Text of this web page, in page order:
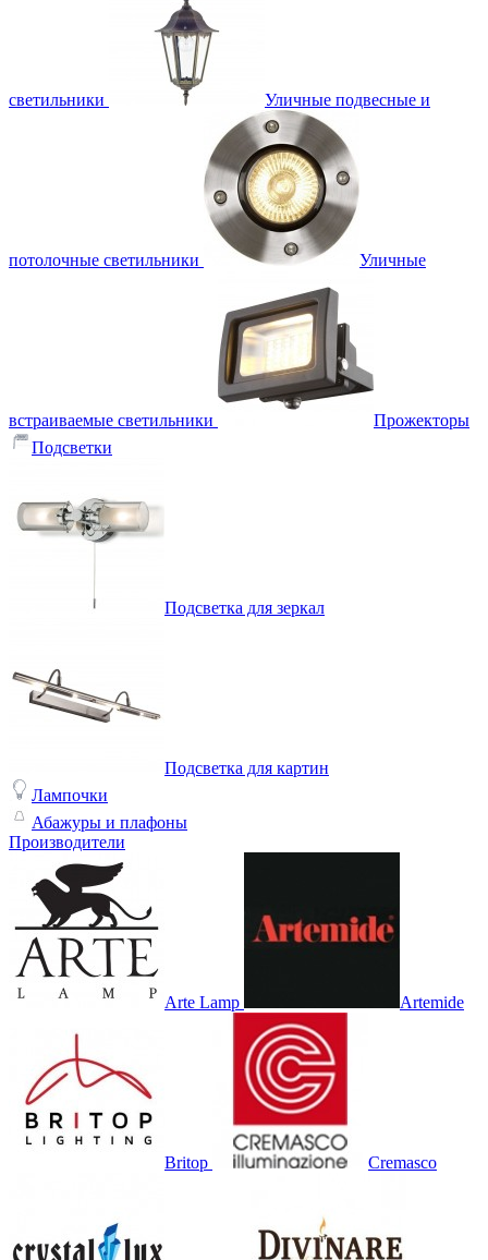
светильники Уличные подвесные и
потолочные светильники Уличные
встраиваемые светильники
Прожекторы
Подсветки
Подсветка для зеркал
Подсветка для картин
Лампочки
Абажуры и плафоны
Производители
Arte Lamp Artemide
Britop Cremasco